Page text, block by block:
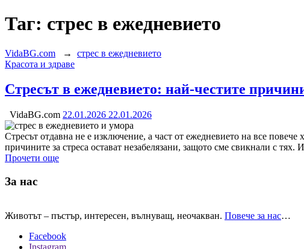
Таг: стрес в ежедневието
VidaBG.com → стрес в ежедневието
Категория:
Красота и здраве
Стресът в ежедневието: най-честите
VidaBG.com 22.01.2026 22.01.2026
Стресът отдавна не е изключение, а част от ежедневието на все
причините за стреса остават незабелязани, защото сме свикнали с
Прочети още
За нас
Животът – пъстър, интересен, вълнуващ, неочакван. Повече за нас…
Facebook
Instagram